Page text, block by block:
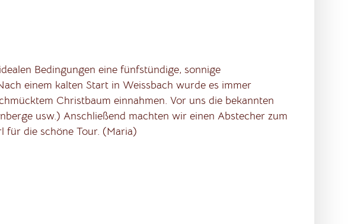
Bedingungen eine fünfstündige, sonnige
einem kalten Start in Weissbach wurde es immer
Christbaum einnahmen. Vor uns die bekannten
usw.) Anschließend machten wir einen Abstecher zum
für die schöne Tour. (Maria)